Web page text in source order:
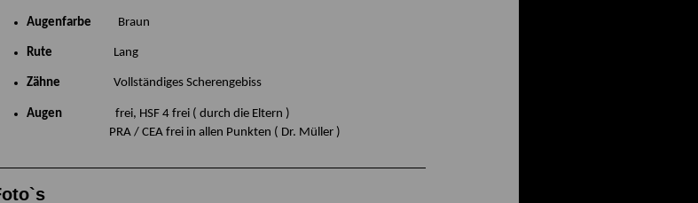
Augenfarbe Braun
Rute Lang
Zähne Vollständiges Scherengebiss
Augen
frei, HSF 4 frei ( durch die Eltern )
PRA / CEA frei in allen Punkten ( Dr. Müller )